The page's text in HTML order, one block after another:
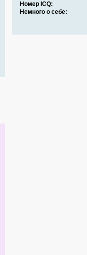
Номер ICQ:
Немного о себе: